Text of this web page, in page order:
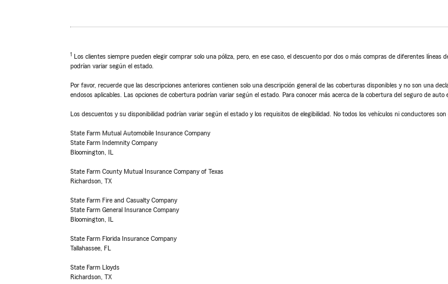
1 Los clientes siempre pueden elegir comprar solo una póliza, pero, en ese caso, el descuento por dos o más compras de diferentes
podrían variar según el estado.
Por favor, recuerde que las descripciones anteriores contienen solo una descripción general de las coberturas disponibles y no son una
endosos aplicables. Las opciones de cobertura podrían variar según el estado. Para conocer más acerca de la cobertura del seguro de auto
Los descuentos y su disponibilidad podrían variar según el estado y los requisitos de elegibilidad. No todos los vehículos ni conductores son
State Farm Mutual Automobile Insurance Company
State Farm Indemnity Company
Bloomington, IL
State Farm County Mutual Insurance Company of Texas
Richardson, TX
State Farm Fire and Casualty Company
State Farm General Insurance Company
Bloomington, IL
State Farm Florida Insurance Company
Tallahassee, FL
State Farm Lloyds
Richardson, TX